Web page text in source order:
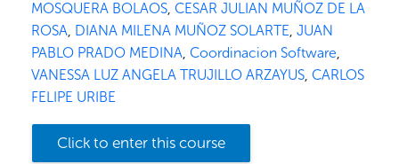
MOSQUERA BOLAOS, CESAR JULIAN MUÑOZ DE LA
ROSA, DIANA MILENA MUÑOZ SOLARTE, JUAN
PABLO PRADO MEDINA, Coordinacion Software,
VANESSA LUZ ANGELA TRUJILLO ARZAYUS, CARLOS
FELIPE URIBE
Click to enter this course